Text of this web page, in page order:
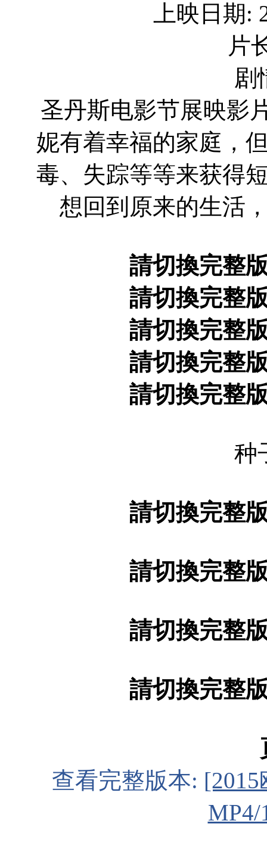
上映日期:
片
剧
圣丹斯电影节展映影
妮有着幸福的家庭，
毒、失踪等等来获得
想回到原来的生活
請切換完整
請切換完整
請切換完整
請切換完整
請切換完整
种
請切換完整
請切換完整
請切換完整
請切換完整
查看完整版本: